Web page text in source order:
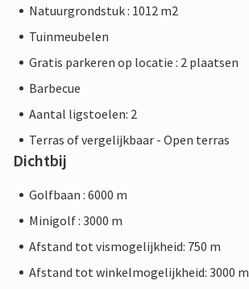
Natuurgrondstuk : 1012 m2
Tuinmeubelen
Gratis parkeren op locatie : 2 plaatsen
Barbecue
Aantal ligstoelen: 2
Terras of vergelijkbaar - Open terras
Dichtbij
Golfbaan : 6000 m
Minigolf : 3000 m
Afstand tot vismogelijkheid: 750 m
Afstand tot winkelmogelijkheid: 3000 m